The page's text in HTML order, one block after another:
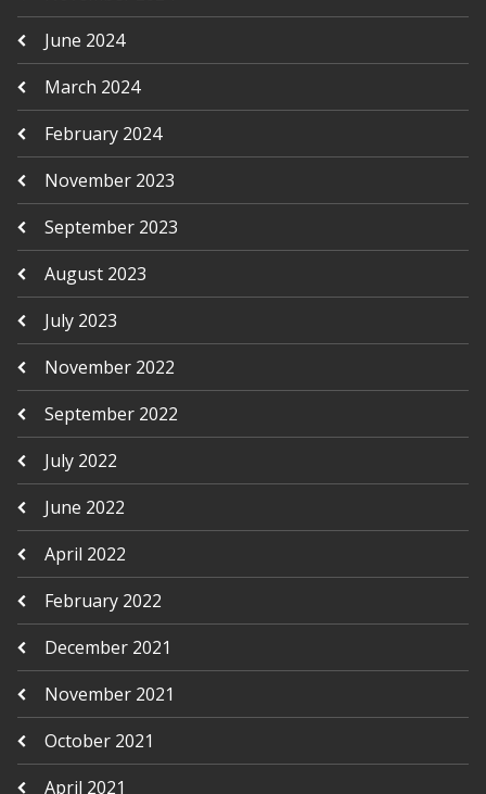
June 2024
March 2024
February 2024
November 2023
September 2023
August 2023
July 2023
November 2022
September 2022
July 2022
June 2022
April 2022
February 2022
December 2021
November 2021
October 2021
April 2021